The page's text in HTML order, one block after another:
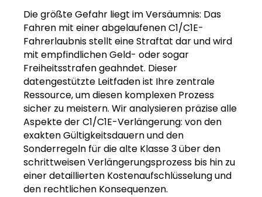
Die größte Gefahr liegt im Versäumnis: Das
Fahren mit einer abgelaufenen C1/C1E-
Fahrerlaubnis stellt eine Straftat dar und wird
mit empfindlichen Geld- oder sogar
Freiheitsstrafen geahndet. Dieser
datengestützte Leitfaden ist Ihre zentrale
Ressource, um diesen komplexen Prozess
sicher zu meistern. Wir analysieren präzise alle
Aspekte der C1/C1E-Verlängerung: von den
exakten Gültigkeitsdauern und den
Sonderregeln für die alte Klasse 3 über den
schrittweisen Verlängerungsprozess bis hin zu
einer detaillierten Kostenaufschlüsselung und
den rechtlichen Konsequenzen.